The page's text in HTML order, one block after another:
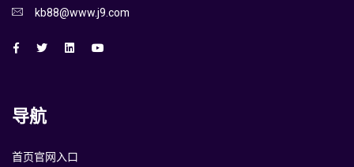
kb88@www.j9.com
导航
首页官网入口